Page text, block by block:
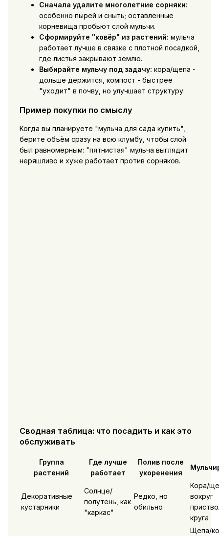
Сначала удалите многолетние сорняки:
особенно пырей и сныть; оставленные
корневища пробьют слой мульчи.
Сформируйте "ковёр" из растений: мульча
работает лучше в связке с плотной посадкой,
где листья закрывают землю.
Выбирайте мульчу под задачу: кора/щепа -
дольше держится, компост - быстрее
"уходит" в почву, но улучшает структуру.
Пример покупки по смыслу
Когда вы планируете "мульча для сада купить",
берите объём сразу на всю клумбу, чтобы слой
был равномерным: "пятнистая" мульча выглядит
неряшливо и хуже работает против сорняков.
Сводная таблица: что посадить и как это
обслуживать
Группа
растений
Где лучше
работает
Полив после
укоренения
Декоративные
кустарники
Солнце/
полутень, как
"каркас"
Редко, но
обильно
Кора/
вокруг
круга
Щепа/